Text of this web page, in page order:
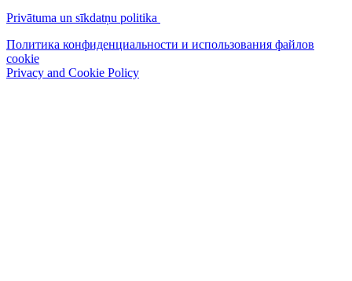
Privātuma un sīkdatņu politika
Политика конфиденциальности и использования файлов
cookie
Privacy and Cookie Policy